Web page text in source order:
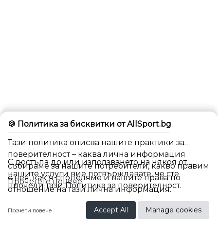
BG
🍪 Политика за бисквитки от AllSport.bg
Тази политика описва нашите практики за
поверителност – каква лична информация
събираме за нашите потребители, какво правим
с нея, как я споделяме и вашите права по
отношение на тази лична информация.
С достъпа до или използването на някоя от
нашите услуги вие потвърждавате, че сте
прочели тази Политика за поверителност.
Прочетете повече
Прочети повече Accept All Manage cookies